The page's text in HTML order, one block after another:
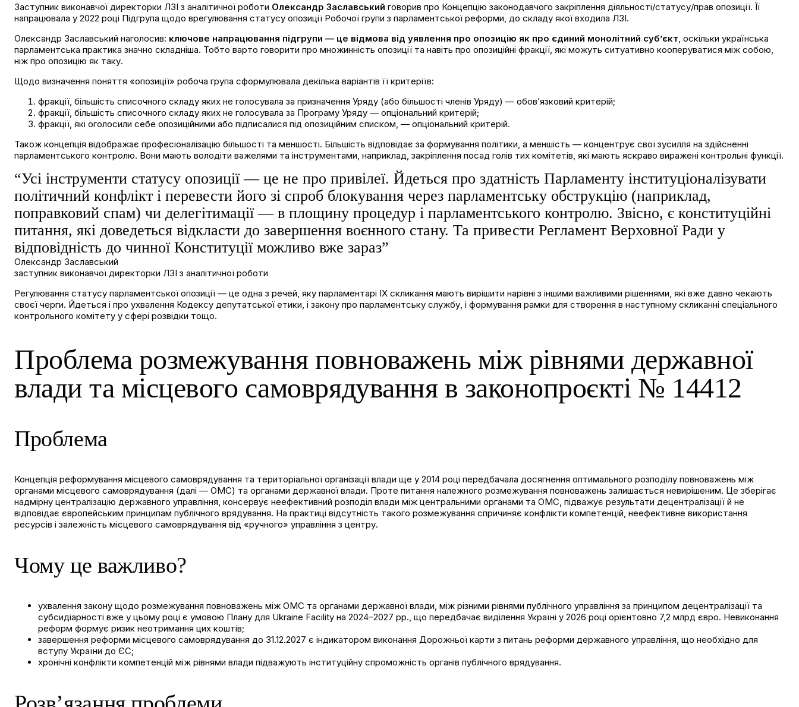
Заступник виконавчої директорки ЛЗІ з аналітичної роботи Олександр Заславський говорив про Концепцію законодавчого закріплення діяльності/статусу/прав опозиції. Її
напрацювала у 2022 році Підгрупа щодо врегулювання статусу опозиції Робочої групи з парламентської реформи, до складу якої входила ЛЗІ.
Олександр Заславський наголосив: ключове напрацювання підгрупи — це відмова від уявлення про опозицію як про єдиний монолітний суб’єкт, оскільки українська
парламентська практика значно складніша. Тобто варто говорити про множинність опозиції та навіть про опозиційні фракції, які можуть ситуативно кооперуватися між собою,
ніж про опозицію як таку.
Щодо визначення поняття «опозиції» робоча група сформулювала декілька варіантів її критеріїв:
фракції, більшість списочного складу яких не голосувала за призначення Уряду (або більшості членів Уряду) — обов’язковий критерій;
⁠фракції, більшість списочного складу яких не голосувала за Програму Уряду — опціональний критерій;
фракції, які оголосили себе опозиційними або підписалися під опозиційним списком, — опціональний критерій.
Також концепція відображає професіоналізацію більшості та меншості. Більшість відповідає за формування політики, а меншість — концентрує свої зусилля на здійсненні
парламентського контролю. Вони мають володіти важелями та інструментами, наприклад, закріплення посад голів тих комітетів, які мають яскраво виражені контрольні функції.
“Усі інструменти статусу опозиції — це не про привілеї. Йдеться про здатність Парламенту інституціоналізувати
політичний конфлікт і перевести його зі спроб блокування через парламентську обструкцію (наприклад,
поправковий спам) чи делегітимації — в площину процедур і парламентського контролю. Звісно, є конституційні
питання, які доведеться відкласти до завершення воєнного стану. Та привести Регламент Верховної Ради у
відповідність до чинної Конституції можливо вже зараз”
Олександр Заславський
заступник виконавчої директорки ЛЗІ з аналітичної роботи
Регулювання статусу парламентської опозиції — це одна з речей, яку парламентарі IX скликання мають вирішити нарівні з іншими важливими рішеннями, які вже давно чекають
своєї черги. Йдеться і про ухвалення Кодексу депутатської етики, і закону про парламентську службу, і формування рамки для створення в наступному скликанні спеціального
контрольного комітету у сфері розвідки тощо.
Проблема розмежування повноважень між рівнями державної
влади та місцевого самоврядування в законопроєкті № 14412
Проблема
Концепція реформування місцевого самоврядування та територіальної організації влади ще у 2014 році передбачала досягнення оптимального розподілу повноважень між
органами місцевого самоврядування (далі — ОМС) та органами державної влади. Проте питання належного розмежування повноважень залишається невирішеним. Це зберігає
надмірну централізацію державного управління, консервує неефективний розподіл влади між центральними органами та ОМС, підважує результати децентралізації й не
відповідає європейським принципам публічного врядування. На практиці відсутність такого розмежування спричиняє конфлікти компетенцій, неефективне використання
ресурсів і залежність місцевого самоврядування від «ручного» управління з центру.
Чому це важливо?
ухвалення закону щодо розмежування повноважень між ОМС та органами державної влади, між різними рівнями публічного управління за принципом децентралізації та
субсидіарності вже у цьому році є умовою Плану для Ukraine Facility на 2024–2027 рр., що передбачає виділення Україні у 2026 році орієнтовно 7,2 млрд євро. Невиконання
реформ формує ризик неотримання цих коштів;
завершення реформи місцевого самоврядування до 31.12.2027 є індикатором виконання Дорожньої карти з питань реформи державного управління, що необхідно для
вступу України до ЄС;
хронічні конфлікти компетенцій між рівнями влади підважують інституційну спроможність органів публічного врядування.